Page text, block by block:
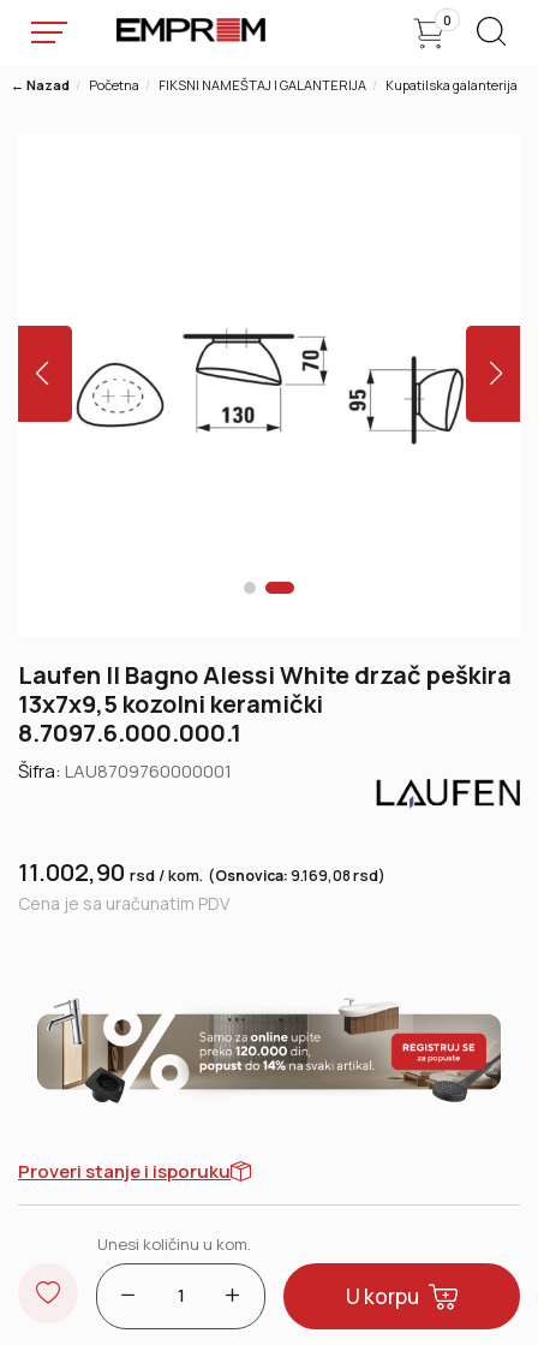
0
← Nazad Početna FIKSNI NAMEŠTAJ I GALANTERIJA Kupatilska galanterija
Laufen Il Bagno Alessi White drzač peškira
13x7x9,5 kozolni keramički
8.7097.6.000.000.1
Šifra: LAU8709760000001
11.002,90 rsd / kom. (Osnovica:9.169,08rsd)
Cena je sa uračunatim PDV
Proveri stanje i isporuku
Unesi količinu u kom.
U korpu